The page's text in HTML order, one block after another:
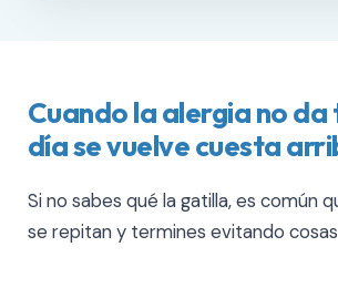
Cuando la alergia no
día se vuelve cuesta
Si no sabes qué la gatilla, es común
se repitan y termines evitando cosas